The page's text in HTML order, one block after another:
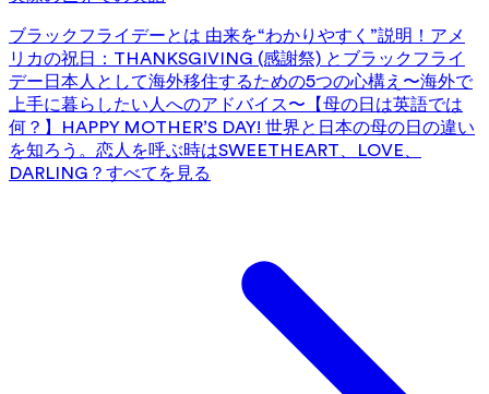
ブラックフライデーとは 由来を“わかりやすく”説明！ アメ
リカの祝日：THANKSGIVING (感謝祭) とブラックフライ
デー 日本人として海外移住するための5つの心構え〜海外で
上手に暮らしたい人へのアドバイス〜 【母の日は英語では
何？】HAPPY MOTHER’S DAY! 世界と日本の母の日の違い
を知ろう。 恋人を呼ぶ時はSWEETHEART、LOVE、
DARLING？ すべてを見る